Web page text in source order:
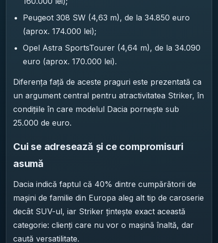
Peugeot 308 SW (4,63 m), de la 34.850 euro
(aprox. 174.000 lei);
Opel Astra SportsTourer (4,64 m), de la 34.090
euro (aprox. 170.000 lei).
Diferența față de aceste praguri este prezentată ca
un argument central pentru atractivitatea Striker, în
condițiile în care modelul Dacia pornește sub
25.000 de euro.
Cui se adresează și ce compromisuri
asumă
Dacia indică faptul că 40% dintre cumpărătorii de
mașini de familie din Europa aleg alt tip de caroserie
decât SUV-ul, iar Striker țintește exact această
categorie: clienți care nu vor o mașină înaltă, dar
caută versatilitate.